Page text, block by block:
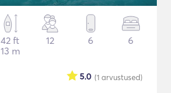
42 ft
13 m
12 6 6
(1 arvustused)
5.0